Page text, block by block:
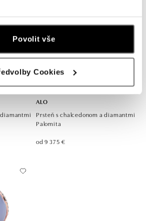
Povolit vše
Cookies
ALO
Prsteň s chalcedonom a diamantmi
Palomita
od 9 375 €